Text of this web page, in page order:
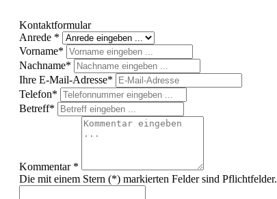
Kontaktformular
Anrede *
Vorname*
Nachname*
Ihre E-Mail-Adresse*
Telefon*
Betreff*
Kommentar *
Die mit einem Stern (*) markierten Felder sind Pflichtfelder.